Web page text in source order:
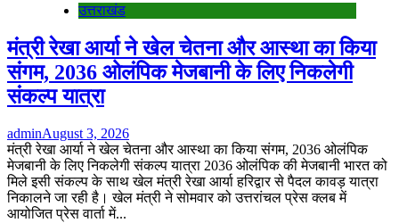
उत्तराखंड
मंत्री रेखा आर्या ने खेल चेतना और आस्था का किया
संगम, 2036 ओलंपिक मेजबानी के लिए निकलेगी
संकल्प यात्रा
adminAugust 3, 2026
मंत्री रेखा आर्या ने खेल चेतना और आस्था का किया संगम, 2036 ओलंपिक
मेजबानी के लिए निकलेगी संकल्प यात्रा 2036 ओलंपिक की मेजबानी भारत को
मिले इसी संकल्प के साथ खेल मंत्री रेखा आर्या हरिद्वार से पैदल कावड़ यात्रा
निकालने जा रही है। खेल मंत्री ने सोमवार को उत्तरांचल प्रेस क्लब में
आयोजित प्रेस वार्ता में...